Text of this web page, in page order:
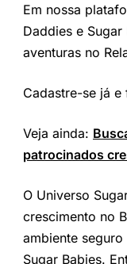
Em nossa
Daddies e
aventuras no
Cadastre-se já
Veja ainda:
patrocinados
O Universo
crescimento no
ambiente
Sugar Babies.